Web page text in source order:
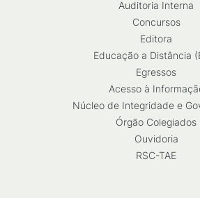
Auditoria Interna
Concursos
Editora
Educação a Distância
Egressos
Acesso à
Núcleo de Integridade e
Órgão Colegiados
Ouvidoria
RSC-TAE